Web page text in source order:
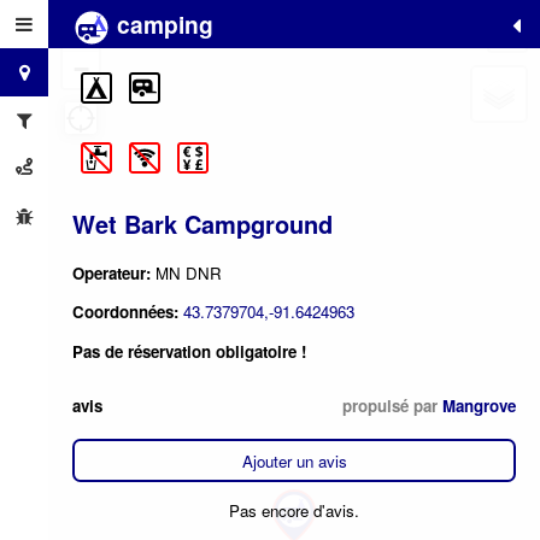
camping
Wet Bark Campground
Operateur: MN DNR
Coordonnées: 43.7379704,-91.6424963
Pas de réservation obligatoire !
avis propulsé par Mangrove
Ajouter un avis
Pas encore d'avis.
+
−